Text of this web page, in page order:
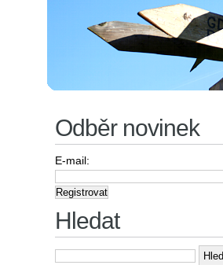
Odběr novinek
E-mail:
Hledat
Vyhledávání